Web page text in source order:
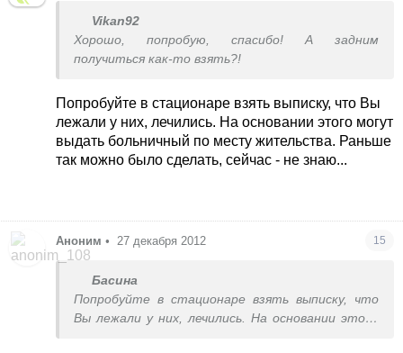
Vikan92
Хорошо, попробую, спасибо! А задним
получиться как-то взять?!
Попробуйте в стационаре взять выписку, что Вы
лежали у них, лечились. На основании этого могут
выдать больничный по месту жительства. Раньше
так можно было сделать, сейчас - не знаю...
Аноним • 27 декабря 2012 15
Басина
Попробуйте в стационаре взять выписку, что
Вы лежали у них, лечились. На основании этого